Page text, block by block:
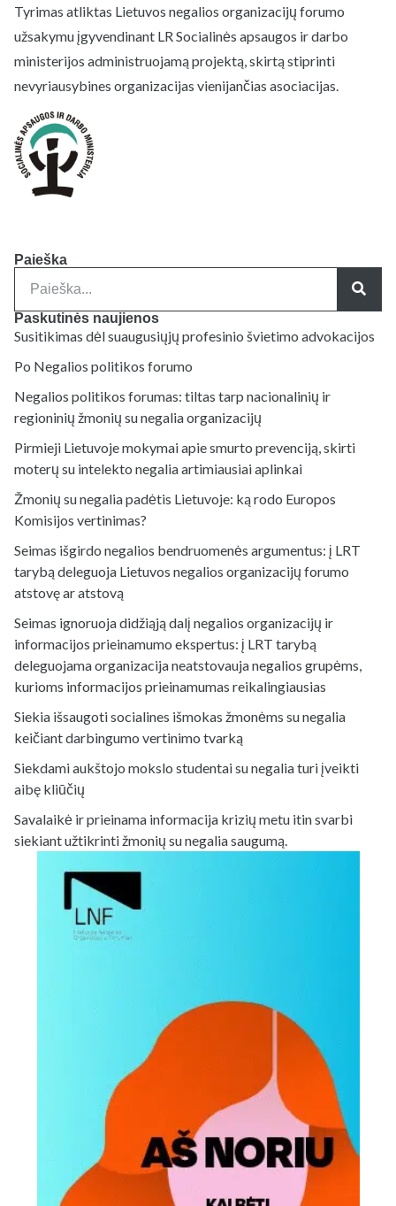
Tyrimas atliktas Lietuvos negalios organizacijų forumo
užsakymu įgyvendinant LR Socialinės apsaugos ir darbo
ministerijos administruojamą projektą, skirtą stiprinti
nevyriausybines organizacijas vienijančias asociacijas.
Paieška
Paskutinės naujienos
Susitikimas dėl suaugusiųjų profesinio švietimo advokacijos
Po Negalios politikos forumo
Negalios politikos forumas: tiltas tarp nacionalinių ir
regioninių žmonių su negalia organizacijų
Pirmieji Lietuvoje mokymai apie smurto prevenciją, skirti
moterų su intelekto negalia artimiausiai aplinkai
Žmonių su negalia padėtis Lietuvoje: ką rodo Europos
Komisijos vertinimas?
Seimas išgirdo negalios bendruomenės argumentus: į LRT
tarybą deleguoja Lietuvos negalios organizacijų forumo
atstovę ar atstovą
Seimas ignoruoja didžiąją dalį negalios organizacijų ir
informacijos prieinamumo ekspertus: į LRT tarybą
deleguojama organizacija neatstovauja negalios grupėms,
kurioms informacijos prieinamumas reikalingiausias
Siekia išsaugoti socialines išmokas žmonėms su negalia
keičiant darbingumo vertinimo tvarką
Siekdami aukštojo mokslo studentai su negalia turi įveikti
aibę kliūčių
Savalaikė ir prieinama informacija krizių metu itin svarbi
siekiant užtikrinti žmonių su negalia saugumą.